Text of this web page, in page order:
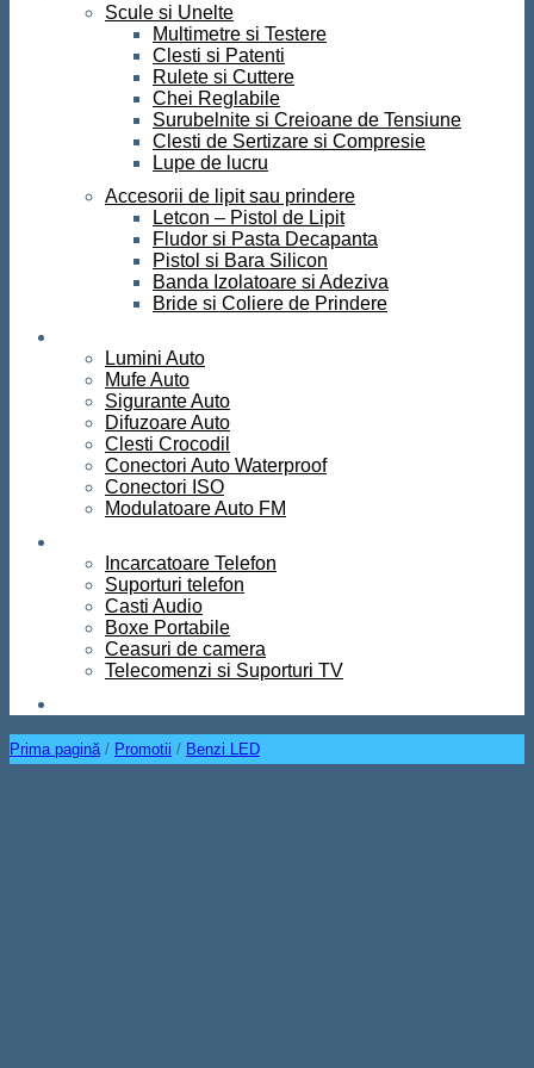
Scule si Unelte
Multimetre si Testere
Clesti si Patenti
Rulete si Cuttere
Chei Reglabile
Surubelnite si Creioane de Tensiune
Clesti de Sertizare si Compresie
Lupe de lucru
Accesorii de lipit sau prindere
Letcon – Pistol de Lipit
Fludor si Pasta Decapanta
Pistol si Bara Silicon
Banda Izolatoare si Adeziva
Bride si Coliere de Prindere
Lumini Auto
Mufe Auto
Sigurante Auto
Difuzoare Auto
Clesti Crocodil
Conectori Auto Waterproof
Conectori ISO
Modulatoare Auto FM
Incarcatoare Telefon
Suporturi telefon
Casti Audio
Boxe Portabile
Ceasuri de camera
Telecomenzi si Suporturi TV
Prima pagină / Promotii / Benzi LED